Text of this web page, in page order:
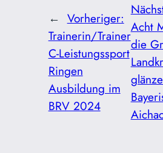
← Vorheriger:
Trainerin/Trainer
C-Leistungssport
Ringen
Ausbildung im
BRV 2024
Acht
die